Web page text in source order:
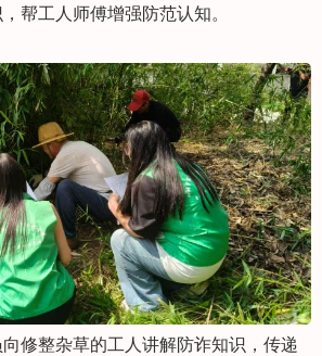
帮工人师傅增强防范认知。
整杂草的工人讲解防诈知识，传递